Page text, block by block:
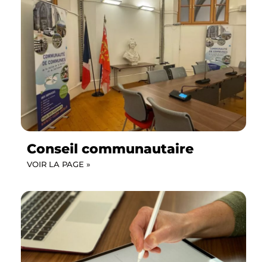
Conseil communautaire
VOIR LA PAGE »